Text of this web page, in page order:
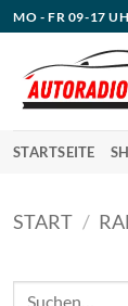
MO - FR 09-17
STARTSEITE
START /